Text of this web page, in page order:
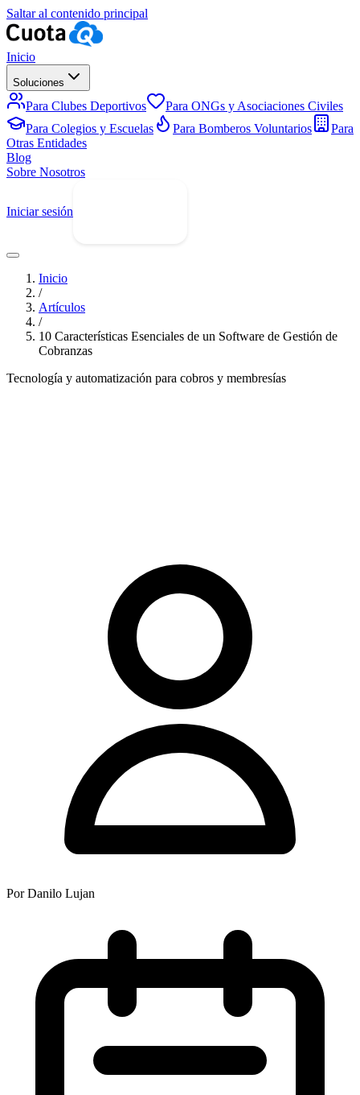
Saltar al contenido principal
Inicio
Soluciones
Para Clubes Deportivos
Para ONGs y Asociaciones Civiles
Para Colegios y Escuelas
Para Bomberos Voluntarios
Para
Otras Entidades
Blog
Sobre Nosotros
Iniciar sesión
Inicio
/
Artículos
/
10 Características Esenciales de un Software de Gestión de
Cobranzas
Tecnología y automatización para cobros y membresías
PorDanilo Lujan